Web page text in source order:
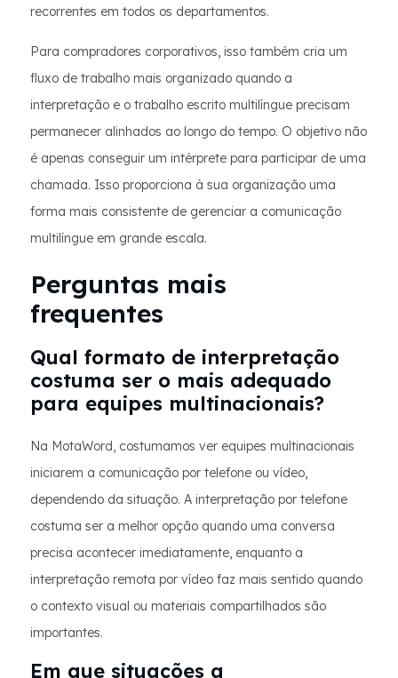
recorrentes em todos os departamentos.
Para compradores corporativos, isso também cria um
fluxo de trabalho mais organizado quando a
interpretação e o trabalho escrito multilíngue precisam
permanecer alinhados ao longo do tempo. O objetivo não
é apenas conseguir um intérprete para participar de uma
chamada. Isso proporciona à sua organização uma
forma mais consistente de gerenciar a comunicação
multilíngue em grande escala.
Perguntas mais
frequentes
Qual formato de interpretação
costuma ser o mais adequado
para equipes multinacionais?
Na MotaWord, costumamos ver equipes multinacionais
iniciarem a comunicação por telefone ou vídeo,
dependendo da situação. A interpretação por telefone
costuma ser a melhor opção quando uma conversa
precisa acontecer imediatamente, enquanto a
interpretação remota por vídeo faz mais sentido quando
o contexto visual ou materiais compartilhados são
importantes.
Em que situações a